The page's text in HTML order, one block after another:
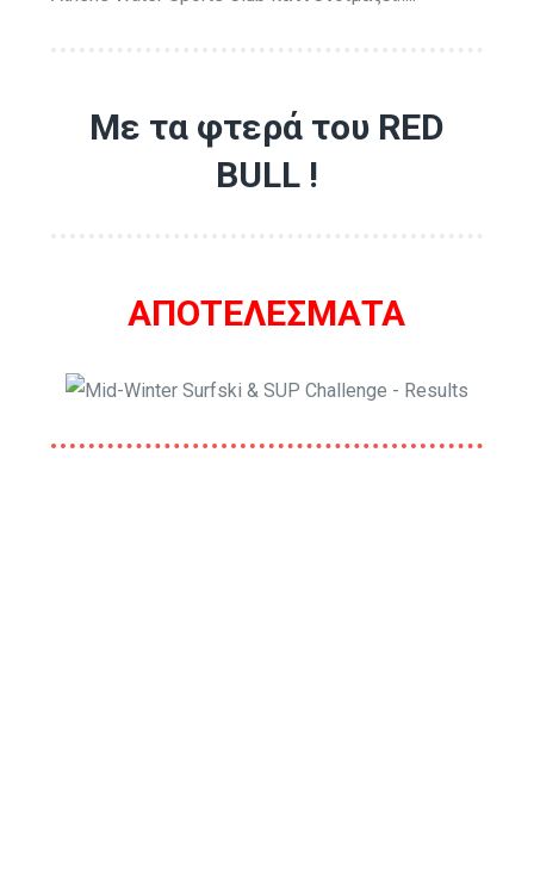
Με τα φτερά του RED
BULL !
ΑΠΟΤΕΛΕΣΜΑΤΑ